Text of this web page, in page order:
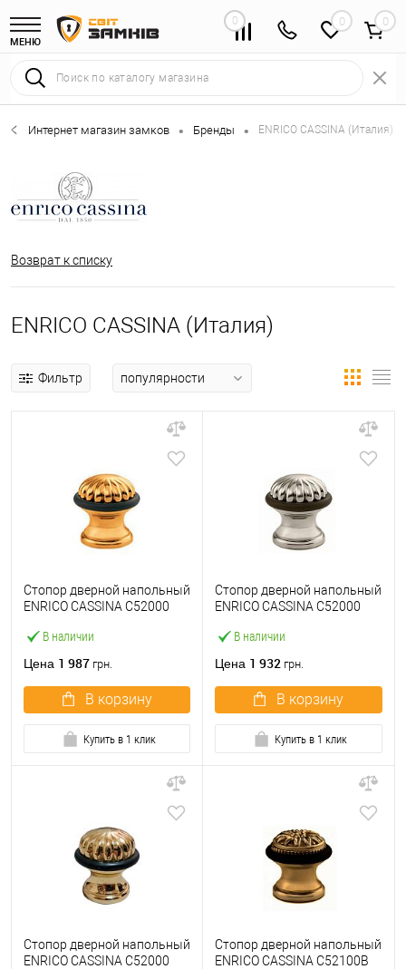
МЕНЮ
0 0
Интернет магазин замков • Бренды • ENRICO CASSINA (Италия)
Возврат к списку
ENRICO CASSINA (Италия)
Фильтр
В наличии
Стопор дверной напольный
ENRICO CASSINA C52000
Цена 1 987 грн.
В корзину
Купить в 1 клик
В наличии
Стопор дверной напольный
ENRICO CASSINA C52000
Цена 1 932 грн.
В корзину
Купить в 1 клик
Стопор дверной напольный
ENRICO CASSINA C52000
Стопор дверной напольный
ENRICO CASSINA C52100B